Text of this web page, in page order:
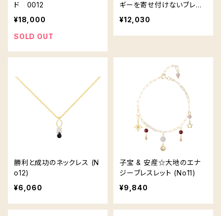
ド 0012
¥18,000
SOLD OUT
ギーを寄せ付けないブレス
レット (No13)
¥12,030
勝利と成功のネックレス (N
o12)
¥6,060
子宝 & 安産☆大地のエナ
ジーブレスレット (No11)
¥9,840